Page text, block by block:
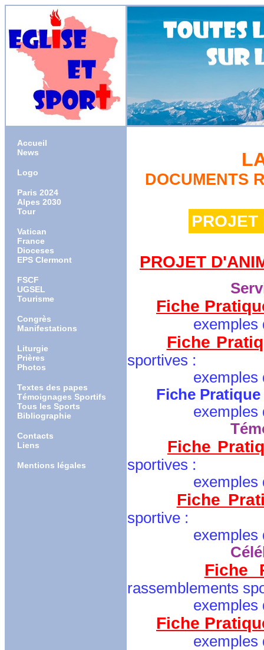
Accueil
News
Logo
Paris 2024
Alpes 2030
Tour
Vatican
France
Dioceses
EPS Clermont
FSCF
UGSEL
Tourisme
Congrès
Manifestations
Liturgie
Prières
Photos
Textes des papes
Témoignages Sportifs
Tous les Sports
Bibliographie
Contacts
Liens
Mentions légales
DOCUMENTS
PROJET
PROJET
Fiche
exemples de
Fiche
sportives :
exemples de
Fiche Pratique
exemples de
Fiche
sportives :
exemples de
Fiche
sportive :
exemples de
Fiche
rassemblements
exemples de
Fiche
exemples de